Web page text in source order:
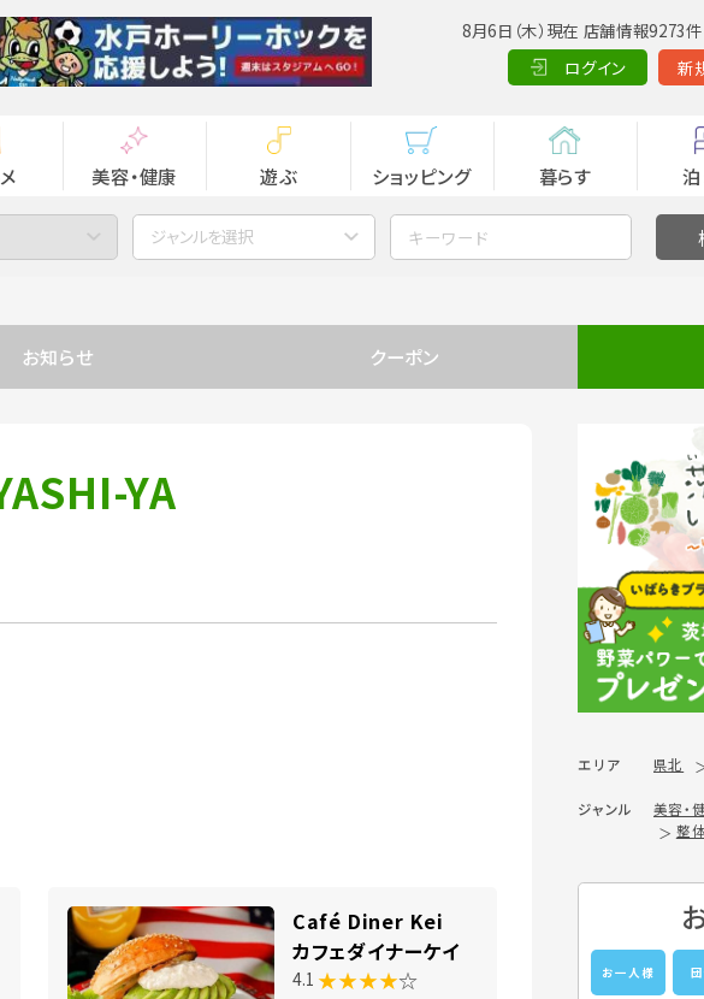
8月6日（木）現在 店舗情報9273
ログイン
新
美容・健康 遊ぶ ショッピング 暮らす
ジャンルを選択
お知らせ クーポン
YA
Café Diner Kei
カフェダイナーケイ
4.1 ★★★★☆
エリア 県北
ジャンル 美容・
整
お一人様